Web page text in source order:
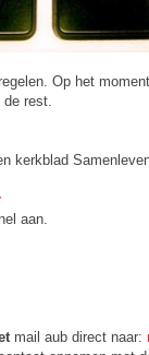
Op het
rest.
kerkblad
aan.
mail aub direct naar: